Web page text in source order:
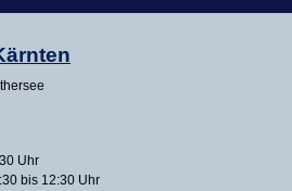
Uhr
bis 12:30 Uhr